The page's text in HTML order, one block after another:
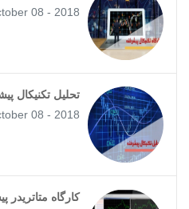
08 - 2018
تحلیل تکنیکال
08 - 2018
کارگاه متاتریدر